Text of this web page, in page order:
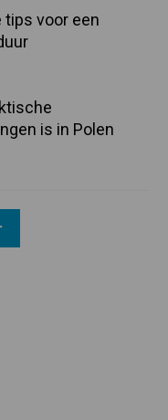
tips voor een
is in Polen